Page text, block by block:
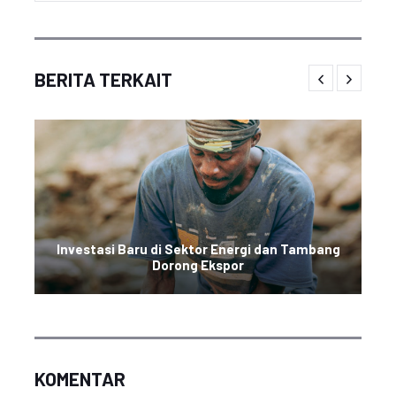
BERITA TERKAIT
Investasi Baru di Sektor Energi dan Tambang
Dorong Ekspor
KOMENTAR